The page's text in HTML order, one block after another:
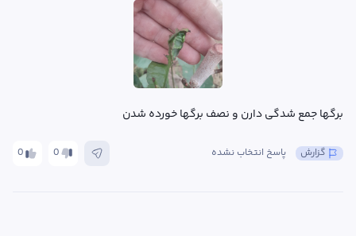
برگها جمع شدگی دارن و نصف برگها خورده شدن
0 0 پاسخ انتخاب نشده گزارش